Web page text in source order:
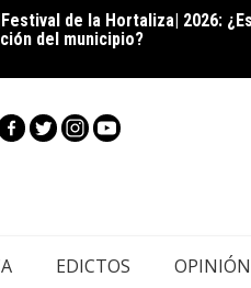
del municipio?
para las “Cápsulas Cocina &
anima a compartir la receta
EDICTOS OPINIÓN